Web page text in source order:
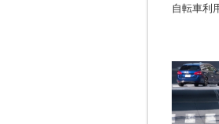
自転車利